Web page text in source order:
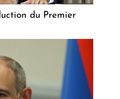
du Premier